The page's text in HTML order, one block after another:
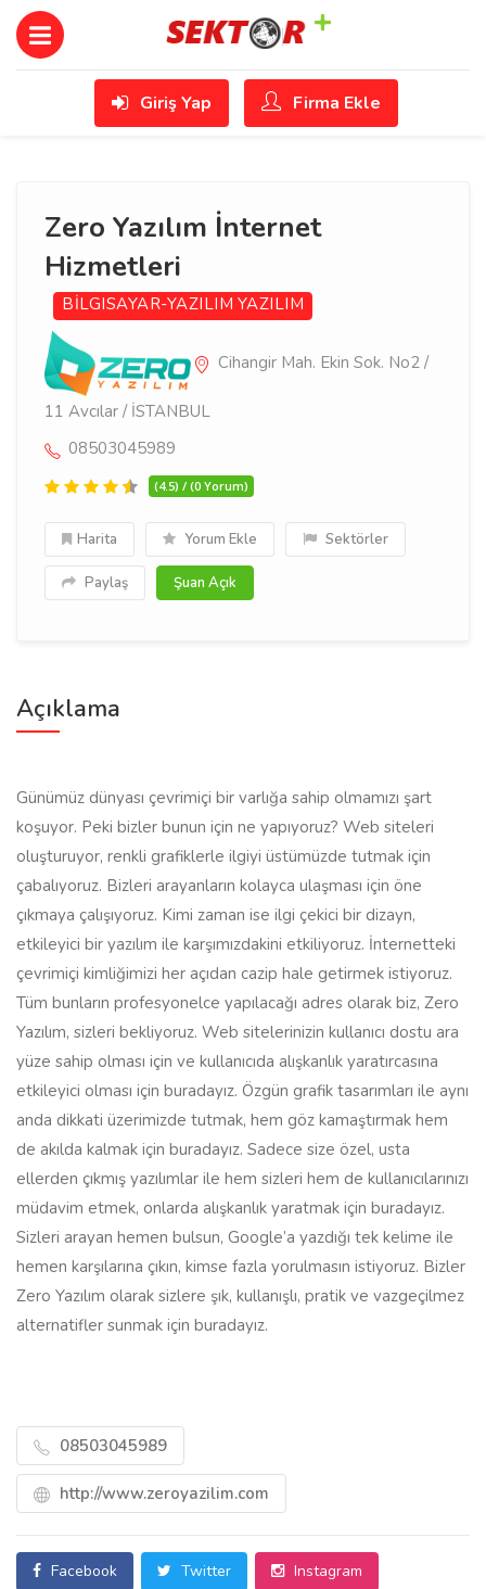
Giriş Yap Firma Ekle
Zero Yazılım İnternet
Hizmetleri
BİLGISAYAR-YAZILIM YAZILIM
Cihangir Mah. Ekin Sok. No2 /
11 Avcılar / İSTANBUL
08503045989
(4.5) / (0 Yorum)
Harita Yorum Ekle Sektörler
Paylaş Şuan Açık
Açıklama
Günümüz dünyası çevrimiçi bir varlığa sahip olmamızı şart
koşuyor. Peki bizler bunun için ne yapıyoruz? Web siteleri
oluşturuyor, renkli grafiklerle ilgiyi üstümüzde tutmak için
çabalıyoruz. Bizleri arayanların kolayca ulaşması için öne
çıkmaya çalışıyoruz. Kimi zaman ise ilgi çekici bir dizayn,
etkileyici bir yazılım ile karşımızdakini etkiliyoruz. İnternetteki
çevrimiçi kimliğimizi her açıdan cazip hale getirmek istiyoruz.
Tüm bunların profesyonelce yapılacağı adres olarak biz, Zero
Yazılım, sizleri bekliyoruz. Web sitelerinizin kullanıcı dostu ara
yüze sahip olması için ve kullanıcıda alışkanlık yaratırcasına
etkileyici olması için buradayız. Özgün grafik tasarımları ile aynı
anda dikkati üzerimizde tutmak, hem göz kamaştırmak hem
de akılda kalmak için buradayız. Sadece size özel, usta
ellerden çıkmış yazılımlar ile hem sizleri hem de kullanıcılarınızı
müdavim etmek, onlarda alışkanlık yaratmak için buradayız.
Sizleri arayan hemen bulsun, Google’a yazdığı tek kelime ile
hemen karşılarına çıkın, kimse fazla yorulmasın istiyoruz. Bizler
Zero Yazılım olarak sizlere şık, kullanışlı, pratik ve vazgeçilmez
alternatifler sunmak için buradayız.
08503045989
http://www.zeroyazilim.com
Facebook Twitter Instagram